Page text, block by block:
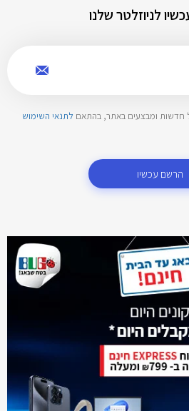
לניוזלטר שלנו
חדשות ומבצעים באתר, בהתאם לתנאי השימוש
הרשם עכשיו